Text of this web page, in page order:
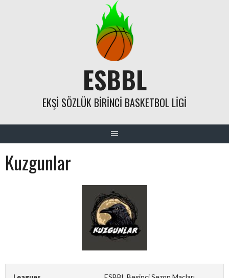
ESBBL
EKŞI SÖZLÜK BIRINCI BASKETBOL LIGI
Kuzgunlar